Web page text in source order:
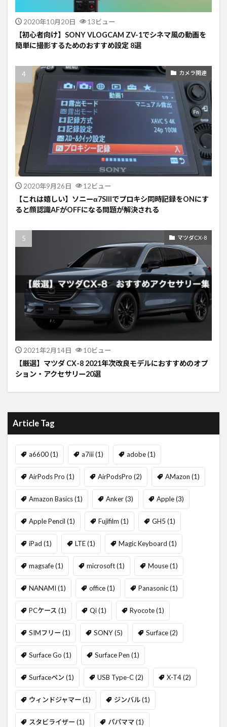
2020年10月20日 13ビュー
【初心者向け】SONY VLOGCAM ZV-1でシネマ風の動画を
簡単に撮影するためのおすすめ設定 8選
カメラ関連
2020年9月26日 12ビュー
【これは嬉しい】ソニーα7SIIIでプロキシ同時記録をONにす
ると顔認識AFがOFFになる問題が解決される
マツダCX-8
2021年2月14日 10ビュー
【厳選】マツダ CX-8 2021年次改良モデルにおすすめのオプ
ション・アクセサリー20選
Article Tag
a6600(1) a7iii(1) adobe(1)
AirPods Pro (1) AirPodsPro (2) AMazon (1)
Amazon Basics(1) Anker(3) Apple(3)
Apple Pencil (1) Fujifilm (1) GH5 (1)
iPad (1) LTE(1) Magic Keyboard (1)
magsafe(1) microsoft(1) Mouse(1)
NANAMI (1) office(1) Panasonic(1)
PCケース (1) Qi(1) Ryocote(1)
SIMフリー (1) SONY(5) Surface(2)
Surface Go (1) Surface Pen (1)
Surfaceペン(1) USB Type-C(2) X-T4(2)
ウィンドジャマー (1) ジンバル(1)
スタビライザー (1) パパママ(1)